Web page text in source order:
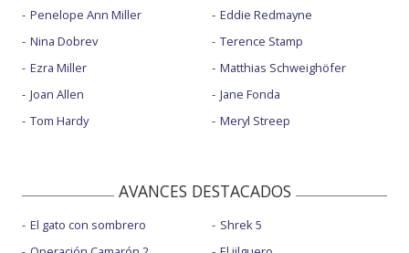
Penelope Ann Miller
Nina Dobrev
Ezra Miller
Joan Allen
Tom Hardy
Eddie Redmayne
Terence Stamp
Matthias Schweighöfer
Jane Fonda
Meryl Streep
AVANCES DESTACADOS
El gato con sombrero
Shrek 5